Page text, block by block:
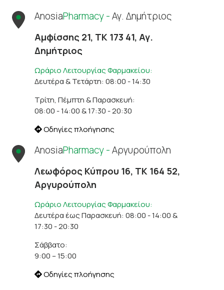
AnosiaPharmacy -Αγ. Δημήτριος
Αμφίσσης 21, ΤΚ 173 41, Αγ.
Δημήτριος
Ωράριο Λειτουργίας Φαρμακείου:
Δευτέρα & Τετάρτη: 08:00 - 14:30
Τρίτη, Πέμπτη & Παρασκευή:
08:00 - 14:00 & 17:30 - 20:30
Οδηγίες πλοήγησης
AnosiaPharmacy -Αργυρούπολη
Λεωφόρος Κύπρου 16, ΤΚ 164 52,
Αργυρούπολη
Ωράριο Λειτουργίας Φαρμακείου:
Δευτέρα έως Παρασκευή: 08:00 - 14:00 &
17:30 - 20:30
Σάββατο:
9:00 – 15:00
Οδηγίες πλοήγησης